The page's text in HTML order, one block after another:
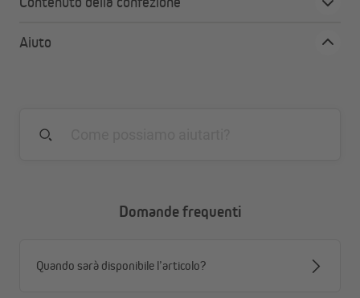
impostazione del punto finale meccanica o elettronica
Aiuto
Domande frequenti
Quando sarà disponibile l’articolo?